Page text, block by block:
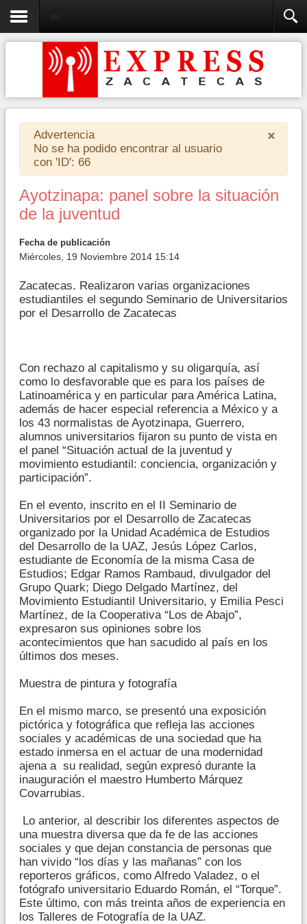
UAZ
×
Advertencia
No se ha podido encontrar al usuario
con 'ID': 66
Ayotzinapa: panel sobre la situación
de la juventud
Fecha de publicación
Miércoles, 19 Noviembre 2014 15:14
Zacatecas. Realizaron varias organizaciones
estudiantiles el segundo Seminario de Universitarios
por el Desarrollo de Zacatecas
Con rechazo al capitalismo y su oligarquía, así
como lo desfavorable que es para los países de
Latinoamérica y en particular para América Latina,
además de hacer especial referencia a México y a
los 43 normalistas de Ayotzinapa, Guerrero,
alumnos universitarios fijaron su punto de vista en
el panel “Situación actual de la juventud y
movimiento estudiantil: conciencia, organización y
participación”.
En el evento, inscrito en el II Seminario de
Universitarios por el Desarrollo de Zacatecas
organizado por la Unidad Académica de Estudios
del Desarrollo de la UAZ, Jesús López Carlos,
estudiante de Economía de la misma Casa de
Estudios; Edgar Ramos Rambaud, divulgador del
Grupo Quark; Diego Delgado Martínez, del
Movimiento Estudiantil Universitario, y Emilia Pesci
Martínez, de la Cooperativa “Los de Abajo”,
expresaron sus opiniones sobre los
acontecimientos que han sacudido al país en los
últimos dos meses.
Muestra de pintura y fotografía
En el mismo marco, se presentó una exposición
pictórica y fotográfica que refleja las acciones
sociales y académicas de una sociedad que ha
estado inmersa en el actuar de una modernidad
ajena a su realidad, según expresó durante la
inauguración el maestro Humberto Márquez
Covarrubias.
Lo anterior, al describir los diferentes aspectos de
una muestra diversa que da fe de las acciones
sociales y que dejan constancia de personas que
han vivido “los días y las mañanas” con los
reporteros gráficos, como Alfredo Valadez, o el
fotógrafo universitario Eduardo Román, el “Torque”.
Este último, con más treinta años de experiencia en
los Talleres de Fotografía de la UAZ.